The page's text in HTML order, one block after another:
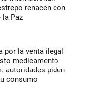
renacen con
la Paz
por la venta ilegal
medicamento
autoridades piden
consumo